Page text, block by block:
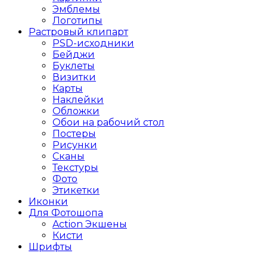
Эмблемы
Логотипы
Растровый клипарт
PSD-исходники
Бейджи
Буклеты
Визитки
Карты
Наклейки
Обложки
Обои на рабочий стол
Постеры
Рисунки
Сканы
Текстуры
Фото
Этикетки
Иконки
Для Фотошопа
Action Экшены
Кисти
Шрифты